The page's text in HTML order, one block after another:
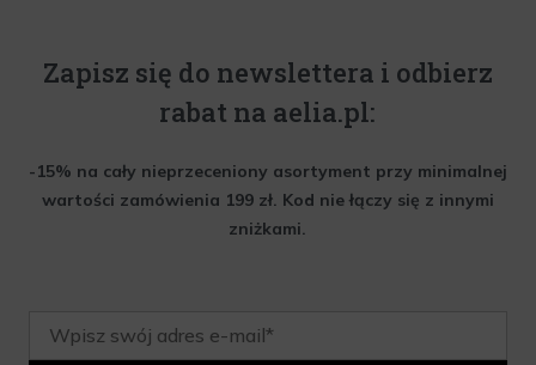
Zapisz się do newslettera i odbierz
rabat na aelia.pl:
-15% na cały nieprzeceniony asortyment przy minimalnej
wartości zamówienia 199 zł. Kod nie łączy się z innymi
zniżkami.